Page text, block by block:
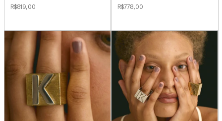
R$819,00
R$778,00